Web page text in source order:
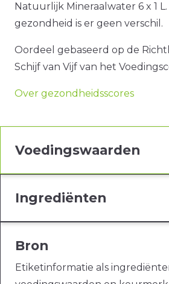
Natuurlijk Mineraalwater 6 x 1 L.
gezondheid is er geen verschil.
Oordeel gebaseerd op de
Schijf van Vijf van het
Over gezondheidsscores
Voedingswaarden
Ingrediënten
Bron
Etiketinformatie als